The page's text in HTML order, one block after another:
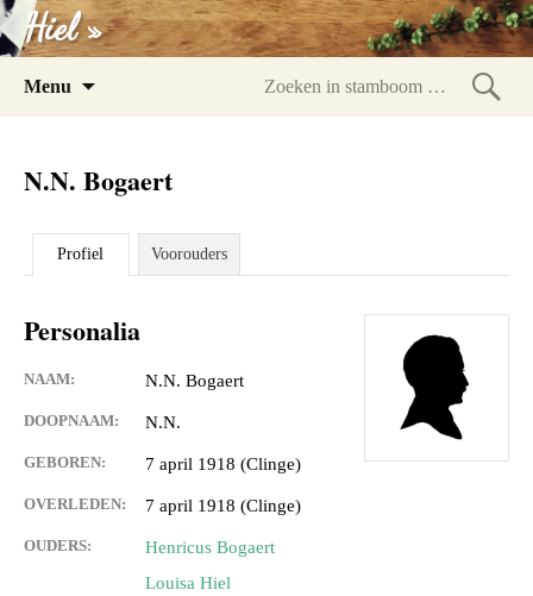
Hiel »
Menu
N.N. Bogaert
Profiel Voorouders
Personalia
NAAM: N.N. Bogaert
DOOPNAAM: N.N.
GEBOREN: 7 april 1918 (Clinge)
OVERLEDEN: 7 april 1918 (Clinge)
OUDERS:
Henricus Bogaert
Louisa Hiel